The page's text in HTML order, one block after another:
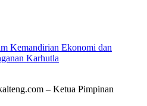
Kemandirian Ekonomi dan
Karhutla
– Ketua Pimpinan